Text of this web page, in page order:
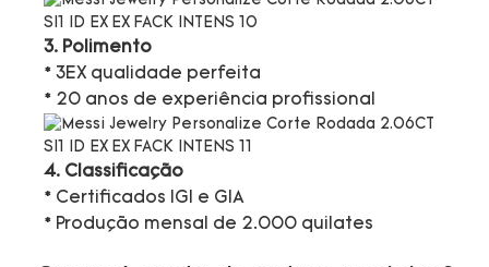
3. Polimento
* 3EX qualidade perfeita
* 20 anos de experiência profissional
4. Classificação
* Certificados IGI e GIA
* Produção mensal de 2.000 quilates